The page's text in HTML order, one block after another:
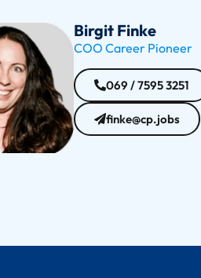
Birgit Finke
COO Career Pioneer
069 / 7595 3251
finke@cp.jobs